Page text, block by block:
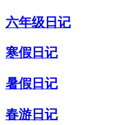
六年级日记
寒假日记
暑假日记
春游日记